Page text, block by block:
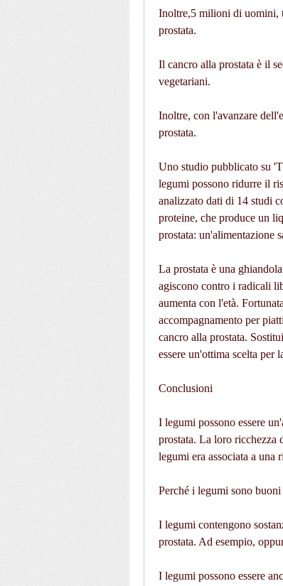
Inoltre,5 milioni di uomini,
prostata.
Il cancro alla prostata è il
vegetariani.
Inoltre, con l'avanzare
prostata.
Uno studio pubblicato su
legumi possono ridurre il
analizzato dati di 14 studi
proteine, che produce un
prostata: un'alimentazione
La prostata è una
agiscono contro i radicali
aumenta con l'età.
accompagnamento per
cancro alla prostata.
essere un'ottima scelta per
Conclusioni
I legumi possono essere
prostata. La loro ricchezza
legumi era associata a
Perché i legumi sono buoni
I legumi contengono
prostata. Ad esempio,
I legumi possono essere